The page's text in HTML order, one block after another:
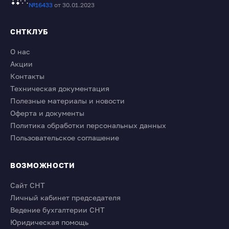
№16433 от 30.01.2023
СНТКЛУБ
О нас
Акции
Контакты
Техническая документация
Полезные материалы и новости
Оферта и документы
Политика обработки персональных данных
Пользовательское соглашение
ВОЗМОЖНОСТИ
Сайт СНТ
Личный кабинет председателя
Ведение бухгалтерии СНТ
Юридическая помощь